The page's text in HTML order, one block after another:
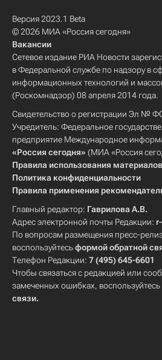
Версия 2023.1 Beta
© 2026 МИА «Россия сегодня»
Вакансии
Сетевое издание РИА Новости
в Федеральной службе по надзору в
информационных технологий и
(Роскомнадзор) 08 апреля 2014 года.
Свидетельство о регистрации Эл №
Учредитель: Федеральное
предприятие Международное
«Россия сегодня» (МИА «Россия
Правила использования материалов
Политика конфиденциальности
Правила применения
Главный редактор: Гаврилова А.В.
Адрес электронной почты Редакции:
По вопросам размещения пресс-
воспользуйтесьформой обратной
Телефон Редакции: 7 (495) 645-6601
Чтобы связаться с редакцией или
замеченных ошибках, воспользуйтесь
связи.